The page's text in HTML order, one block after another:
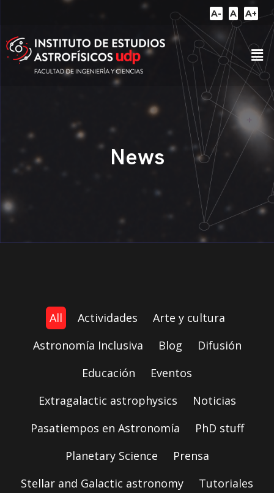
A- A A+
News
All Actividades
Arte y cultura
Astronomía Inclusiva
Blog
Difusión
Educación
Eventos
Extragalactic astrophysics
Noticias
Pasatiempos en Astronomía
PhD stuff
Planetary Science
Prensa
Stellar and Galactic astronomy
Tutoriales